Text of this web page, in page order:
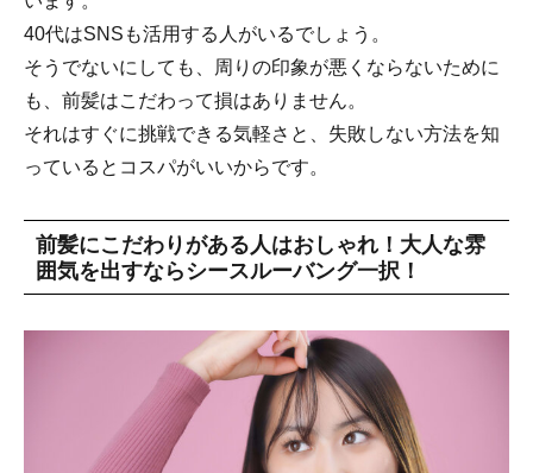
40代はSNSも活用する人がいるでしょう。
そうでないにしても、周りの印象が悪くならないために
も、前髪はこだわって損はありません。
それはすぐに挑戦できる気軽さと、失敗しない方法を知
っているとコスパがいいからです。
前髪にこだわりがある人はおしゃれ！大人な雰
囲気を出すならシースルーバング一択！